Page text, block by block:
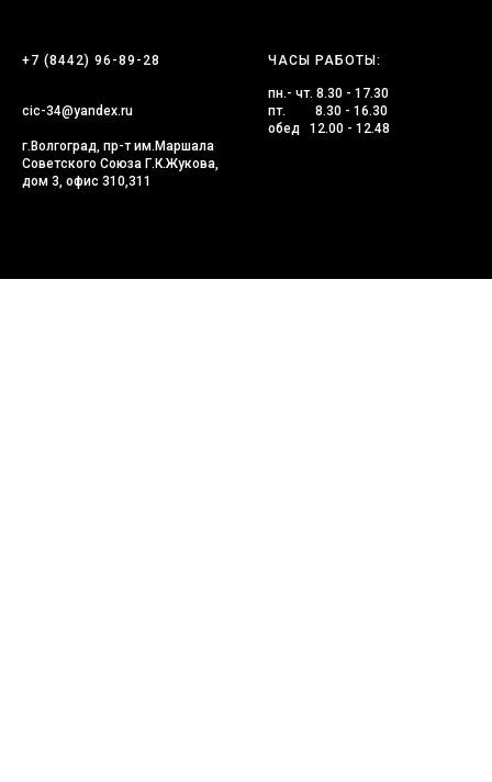
+7 (8442) 96-89-28
cic-34@yandex.ru
г.Волгоград, пр-т им.Маршала
Советского Союза Г.К.Жукова,
дом 3, офис 310,311
ЧАСЫ РАБОТЫ:
пн.- чт. 8.30 - 17.30
пт. 8.30 - 16.30
обед 12.00 - 12.48